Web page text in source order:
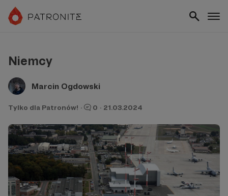
Niemcy
Marcin Ogdowski
Tylko dla Patronów! · 0 · 21.03.2024